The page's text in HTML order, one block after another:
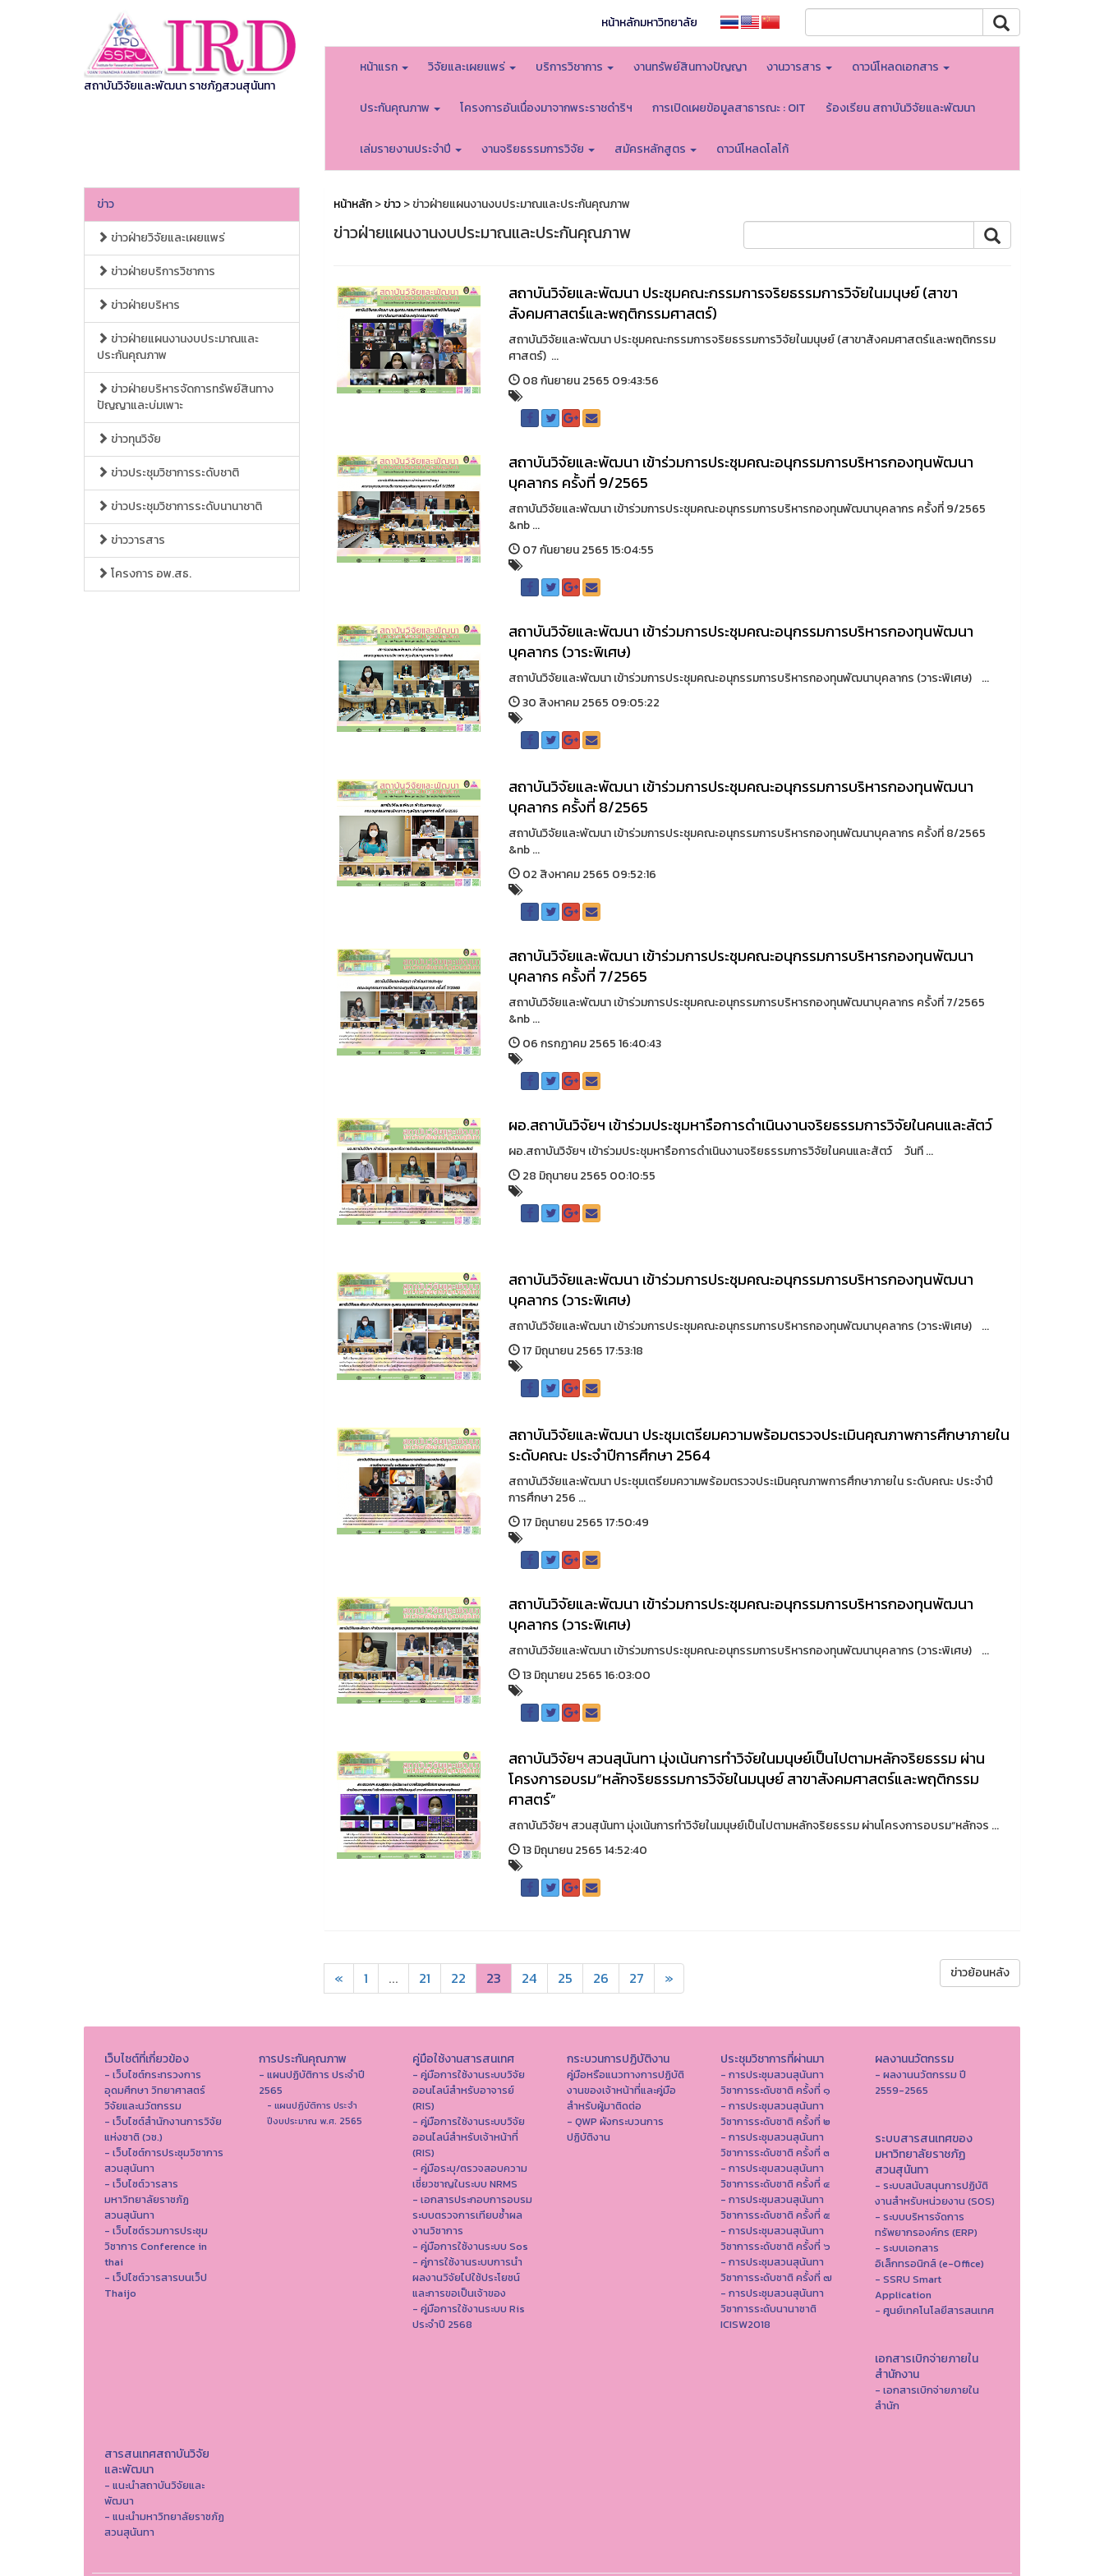
สถาบันวิจัยและพัฒนา ราชภัฏสวนสุนันทา
หน้าหลักมหาวิทยาลัย
หน้าแรก วิจัยและเผยแพร่ บริการวิชาการ งานทรัพย์สินทางปัญญา งานวารสาร ดาวน์โหลดเอกสาร
ประกันคุณภาพ โครงการอันเนื่องมาจากพระราชดำริฯ การเปิดเผยข้อมูลสาธารณะ : OIT ร้องเรียน สถาบันวิจัยและพัฒนา
เล่มรายงานประจำปี งานจริยธรรมการวิจัย สมัครหลักสูตร ดาวน์โหลดโลโก้
ข่าว
ข่าวฝ่ายวิจัยและเผยแพร่
ข่าวฝ่ายบริการวิชาการ
ข่าวฝ่ายบริหาร
ข่าวฝ่ายแผนงานงบประมาณและ
ประกันคุณภาพ
ข่าวฝ่ายบริหารจัดการทรัพย์สินทาง
ปัญญาและบ่มเพาะ
ข่าวทุนวิจัย
ข่าวประชุมวิชาการระดับชาติ
ข่าวประชุมวิชาการระดับนานาชาติ
ข่าววารสาร
โครงการ อพ.สธ.
หน้าหลัก>ข่าว> ข่าวฝ่ายแผนงานงบประมาณและประกันคุณภาพ
ข่าวฝ่ายแผนงานงบประมาณและประกันคุณภาพ
สถาบันวิจัยและพัฒนา ประชุมคณะกรรมการจริยธรรมการวิจัยในมนุษย์ (สาขา
สังคมศาสตร์และพฤติกรรมศาสตร์)
สถาบันวิจัยและพัฒนา ประชุมคณะกรรมการจริยธรรมการวิจัยในมนุษย์ (สาขาสังคมศาสตร์และพฤติกรรม
ศาสตร์) ...
08 กันยายน 2565 09:43:56
สถาบันวิจัยและพัฒนา เข้าร่วมการประชุมคณะอนุกรรมการบริหารกองทุนพัฒนา
บุคลากร ครั้งที่ 9/2565
สถาบันวิจัยและพัฒนา เข้าร่วมการประชุมคณะอนุกรรมการบริหารกองทุนพัฒนาบุคลากร ครั้งที่ 9/2565
&nb ...
07 กันยายน 2565 15:04:55
สถาบันวิจัยและพัฒนา เข้าร่วมการประชุมคณะอนุกรรมการบริหารกองทุนพัฒนา
บุคลากร (วาระพิเศษ)
สถาบันวิจัยและพัฒนา เข้าร่วมการประชุมคณะอนุกรรมการบริหารกองทุนพัฒนาบุคลากร (วาระพิเศษ) ...
30 สิงหาคม 2565 09:05:22
สถาบันวิจัยและพัฒนา เข้าร่วมการประชุมคณะอนุกรรมการบริหารกองทุนพัฒนา
บุคลากร ครั้งที่ 8/2565
สถาบันวิจัยและพัฒนา เข้าร่วมการประชุมคณะอนุกรรมการบริหารกองทุนพัฒนาบุคลากร ครั้งที่ 8/2565
&nb ...
02 สิงหาคม 2565 09:52:16
สถาบันวิจัยและพัฒนา เข้าร่วมการประชุมคณะอนุกรรมการบริหารกองทุนพัฒนา
บุคลากร ครั้งที่ 7/2565
สถาบันวิจัยและพัฒนา เข้าร่วมการประชุมคณะอนุกรรมการบริหารกองทุนพัฒนาบุคลากร ครั้งที่ 7/2565
&nb ...
06 กรกฏาคม 2565 16:40:43
ผอ.สถาบันวิจัยฯ เข้าร่วมประชุมหารือการดำเนินงานจริยธรรมการวิจัยในคนและสัตว์
ผอ.สถาบันวิจัยฯ เข้าร่วมประชุมหารือการดำเนินงานจริยธรรมการวิจัยในคนและสัตว์ วันที ...
28 มิถุนายน 2565 00:10:55
สถาบันวิจัยและพัฒนา เข้าร่วมการประชุมคณะอนุกรรมการบริหารกองทุนพัฒนา
บุคลากร (วาระพิเศษ)
สถาบันวิจัยและพัฒนา เข้าร่วมการประชุมคณะอนุกรรมการบริหารกองทุนพัฒนาบุคลากร (วาระพิเศษ) ...
17 มิถุนายน 2565 17:53:18
สถาบันวิจัยและพัฒนา ประชุมเตรียมความพร้อมตรวจประเมินคุณภาพการศึกษาภายใน
ระดับคณะ ประจำปีการศึกษา 2564
สถาบันวิจัยและพัฒนา ประชุมเตรียมความพร้อมตรวจประเมินคุณภาพการศึกษาภายใน ระดับคณะ ประจำปี
การศึกษา 256 ...
17 มิถุนายน 2565 17:50:49
สถาบันวิจัยและพัฒนา เข้าร่วมการประชุมคณะอนุกรรมการบริหารกองทุนพัฒนา
บุคลากร (วาระพิเศษ)
สถาบันวิจัยและพัฒนา เข้าร่วมการประชุมคณะอนุกรรมการบริหารกองทุนพัฒนาบุคลากร (วาระพิเศษ) ...
13 มิถุนายน 2565 16:03:00
สถาบันวิจัยฯ สวนสุนันทา มุ่งเน้นการทำวิจัยในมนุษย์เป็นไปตามหลักจริยธรรม ผ่าน
โครงการอบรม“หลักจริยธรรมการวิจัยในมนุษย์ สาขาสังคมศาสตร์และพฤติกรรม
ศาสตร์”
สถาบันวิจัยฯ สวนสุนันทา มุ่งเน้นการทำวิจัยในมนุษย์เป็นไปตามหลักจริยธรรม ผ่านโครงการอบรม“หลักจร ...
13 มิถุนายน 2565 14:52:40
« 1 ... 21 22 23 24 25 26 27 » ข่าวย้อนหลัง
เว็บไซต์ที่เกี่ยวข้อง
- เว็บไซต์กระทรวงการ
อุดมศึกษา วิทยาศาสตร์
วิจัยและนวัตกรรม
- เว็บไซต์สำนักงานการวิจัย
แห่งชาติ (วช.)
- เว็บไซต์การประชุมวิชาการ
สวนสุนันทา
- เว็บไซต์วารสาร
มหาวิทยาลัยราชภัฏ
สวนสุนันทา
- เว็บไซต์รวมการประชุม
วิชาการ Conference in
thai
- เว็ปไซต์วารสารบนเว็ป
Thaijo
การประกันคุณภาพ
- แผนปฏิบัติการ ประจำปี
2565
- แผนปฏิบัติการ ประจำ
ปีงบประมาณ พ.ศ. 2565
คู่มือใช้งานสารสนเทศ
- คู่มือการใช้งานระบบวิจัย
ออนไลน์สำหรับอาจารย์
(RIS)
- คู่มือการใช้งานระบบวิจัย
ออนไลน์สำหรับเจ้าหน้าที่
(RIS)
- คู่มือระบุ/ตรวจสอบความ
เชี่ยวชาญในระบบ NRMS
- เอกสารประกอบการอบรม
ระบบตรวจการเทียบซ้ำผล
งานวิชาการ
- คู่มือการใช้งานระบบ Sos
- คู่การใช้งานระบบการนำ
ผลงานวิจัยไปใช้ประโยชน์
และการขอเป็นเจ้าของ
- คู่มือการใช้งานระบบ Ris
ประจำปี 2568
กระบวนการปฏิบัติงาน
คู่มือหรือแนวทางการปฏิบัติ
งานของเจ้าหน้าที่และคู่มือ
สำหรับผู้มาติดต่อ
- QWP ผังกระบวนการ
ปฏิบัติงาน
ประชุมวิชาการที่ผ่านมา
- การประชุมสวนสุนันทา
วิชาการระดับชาติ ครั้งที่ ๑
- การประชุมสวนสุนันทา
วิชาการระดับชาติ ครั้งที่ ๒
- การประชุมสวนสุนันทา
วิชาการระดับชาติ ครั้งที่ ๓
- การประชุมสวนสุนันทา
วิชาการระดับชาติ ครั้งที่ ๔
- การประชุมสวนสุนันทา
วิชาการระดับชาติ ครั้งที่ ๕
- การประชุมสวนสุนันทา
วิชาการระดับชาติ ครั้งที่ ๖
- การประชุมสวนสุนันทา
วิชาการระดับชาติ ครั้งที่ ๗
- การประชุมสวนสุนันทา
วิชาการระดับนานาชาติ
ICISW2018
ผลงานนวัตกรรม
- ผลงานนวัตกรรม ปี
2559-2565
ระบบสารสนเทศของ
มหาวิทยาลัยราชภัฏ
สวนสุนันทา
- ระบบสนับสนุนการปฏิบัติ
งานสำหรับหน่วยงาน (SOS)
- ระบบบริหารจัดการ
ทรัพยากรองค์กร (ERP)
- ระบบเอกสาร
อิเล็กทรอนิกส์ (e-Office)
- SSRU Smart
Application
- ศูนย์เทคโนโลยีสารสนเทศ
เอกสารเบิกจ่ายภายใน
สำนักงาน
- เอกสารเบิกจ่ายภายใน
สำนัก
สารสนเทศสถาบันวิจัย
และพัฒนา
- แนะนำสถาบันวิจัยและ
พัฒนา
- แนะนำมหาวิทยาลัยราชภัฏ
สวนสุนันทา